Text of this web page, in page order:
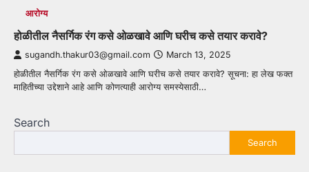
आरोग्य
होळीतील नैसर्गिक रंग कसे ओळखावे आणि घरीच कसे तयार करावे?
sugandh.thakur03@gmail.com March 13, 2025
होळीतील नैसर्गिक रंग कसे ओळखावे आणि घरीच कसे तयार करावे? सूचना: हा लेख फक्त
माहितीच्या उद्देशाने आहे आणि कोणत्याही आरोग्य समस्येसाठी…
Search
Search